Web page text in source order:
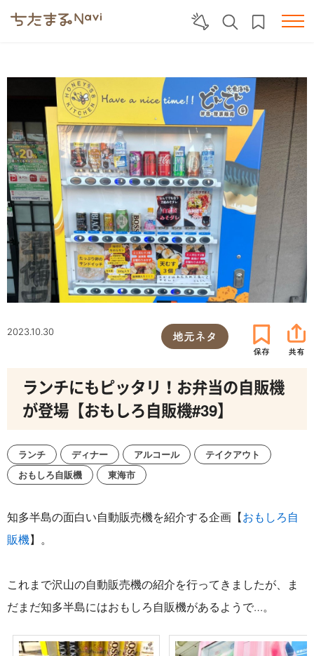
2023.10.30 地元ネタ
ランチにもピッタリ！お弁当の自販機
が登場【おもしろ自販機#39】
ランチ ディナー アルコール
テイクアウト
おもしろ自販機
東海市
知多半島の面白い自動販売機を紹介する企画【おもしろ自
販機】。
これまで沢山の自動販売機の紹介を行ってきましたが、ま
だまだ知多半島にはおもしろ自販機があるようで…。